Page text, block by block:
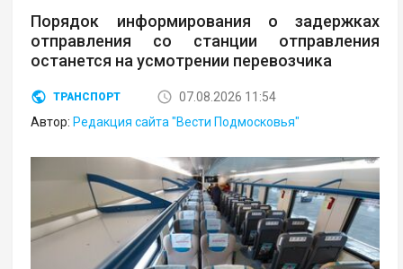
Порядок информирования о задержках
отправления со станции отправления
останется на усмотрении перевозчика
ТРАНСПОРТ
07.08.2026 11:54
Автор: Редакция сайта "Вести Подмосковья"